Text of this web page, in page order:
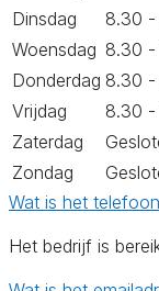
Dinsdag
8.30 -
Woensdag 8.30 -
Donderdag 8.30 -
Vrijdag
8.30 -
Zaterdag
Zondag
Wat is het
Het bedrijf is